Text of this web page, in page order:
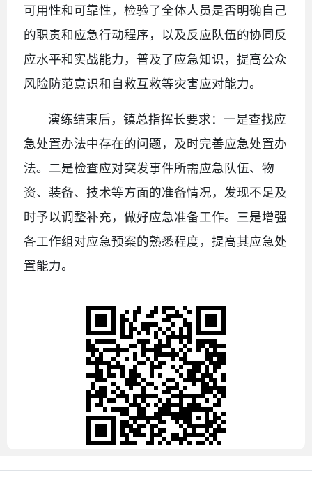
可用性和可靠性，检验了全体人员是否明确自己
的职责和应急行动程序，以及反应队伍的协同反
应水平和实战能力，普及了应急知识，提高公众
风险防范意识和自救互救等灾害应对能力。
演练结束后，镇总指挥长要求：一是查找应
急处置办法中存在的问题，及时完善应急处置办
法。二是检查应对突发事件所需应急队伍、物
资、装备、技术等方面的准备情况，发现不足及
时予以调整补充，做好应急准备工作。三是增强
各工作组对应急预案的熟悉程度，提高其应急处
置能力。